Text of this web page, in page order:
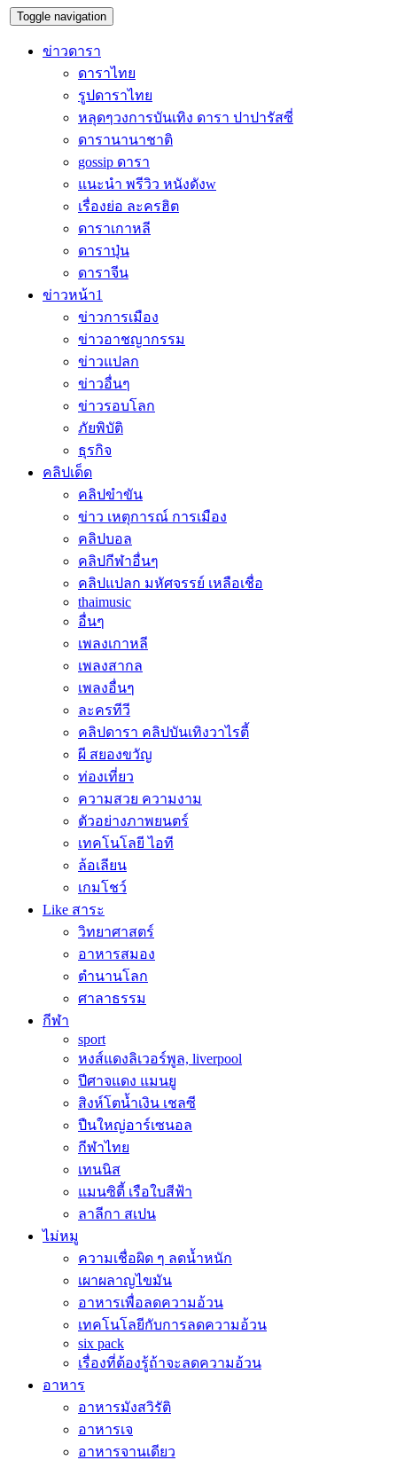
Toggle navigation
ข่าวดารา
ดาราไทย
รูปดาราไทย
หลุดๆวงการบันเทิง ดารา ปาปารัสซี่
ดารานานาชาติ
gossip ดารา
แนะนำ พรีวิว หนังดังw
เรื่องย่อ ละครฮิต
ดาราเกาหลี
ดาราปุ่น
ดาราจีน
ข่าวหน้า1
ข่าวการเมือง
ข่าวอาชญากรรม
ข่าวแปลก
ข่าวอื่นๆ
ข่าวรอบโลก
ภัยพิบัติ
ธุรกิจ
คลิปเด็ด
คลิปขำขัน
ข่าว เหตุการณ์ การเมือง
คลิปบอล
คลิปกีฬาอื่นๆ
คลิปแปลก มหัศจรรย์ เหลือเชื่อ
thaimusic
อื่นๆ
เพลงเกาหลี
เพลงสากล
เพลงอื่นๆ
ละครทีวี
คลิปดารา คลิปบันเทิงวาไรตี้
ผี สยองขวัญ
ท่องเที่ยว
ความสวย ความงาม
ตัวอย่างภาพยนตร์
เทคโนโลยี ไอที
ล้อเลียน
เกมโชว์
Like สาระ
วิทยาศาสตร์
อาหารสมอง
ตำนานโลก
ศาลาธรรม
กีฬา
sport
หงส์แดงลิเวอร์พูล, liverpool
ปีศาจแดง แมนยู
สิงห์โตน้ำเงิน เชลซี
ปืนใหญ่อาร์เซนอล
กีฬาไทย
เทนนิส
แมนซิตี้ เรือใบสีฟ้า
ลาลีกา สเปน
ไม่หมู
ความเชื่อผิด ๆ ลดน้ำหนัก
เผาผลาญไขมัน
อาหารเพื่อลดความอ้วน
เทคโนโลยีกับการลดความอ้วน
six pack
เรื่องที่ต้องรู้ถ้าจะลดความอ้วน
อาหาร
อาหารมังสวิรัติ
อาหารเจ
อาหารจานเดียว